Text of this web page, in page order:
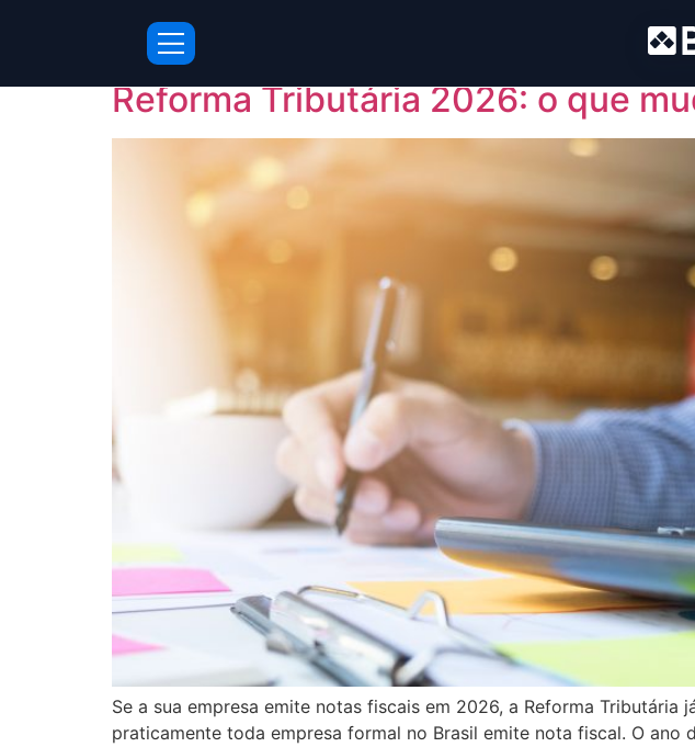
Tag: PME pequenas e
Reforma Tributária 2026: o que
Se a sua empresa emite notas fiscais em 2026, a Reforma
praticamente toda empresa formal no Brasil emite nota fiscal. O